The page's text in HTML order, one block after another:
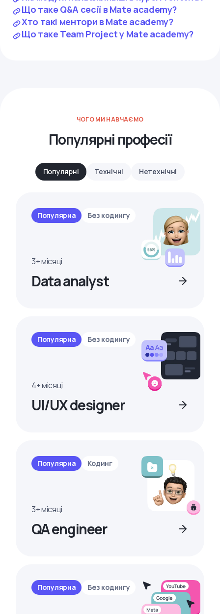
Що таке Q&A сесії в Mate academy?
Хто такі ментори в Mate academy?
Що таке Team Project у Mate academy?
ЧОГО МИ НАВЧАЄМО
Популярні професії
Популярні Технічні Нетехнічні
Популярна Без кодингу
3+ місяці
Data analyst
Популярна Без кодингу
4+ місяці
UI/UX designer
Популярна Кодинг
3+ місяці
QA engineer
Популярна Без кодингу